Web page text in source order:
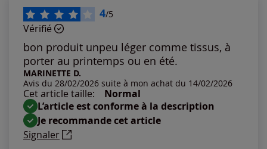
Les plus récents
Les plus anciens
Notes les plus élevées
Notes les plus basses
4/5
Vérifié
bon produit unpeu léger comme tissus, à
porter au printemps ou en été.
MARINETTE D.
Avis du 28/02/2026 suite à mon achat du 14/02/2026
Cet article taille:
Normal
L’article est conforme à la description
Je recommande cet article
Signaler